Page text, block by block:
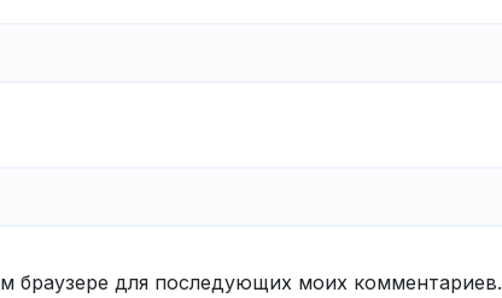
браузере для последующих моих комментариев.